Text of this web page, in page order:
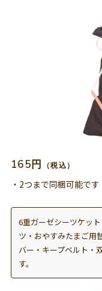
165円 （税込）
・2つまで同梱可能です
6重ガーゼシーツケッ
ツ・おやすみたまご用
バー・キープベルト・
す。